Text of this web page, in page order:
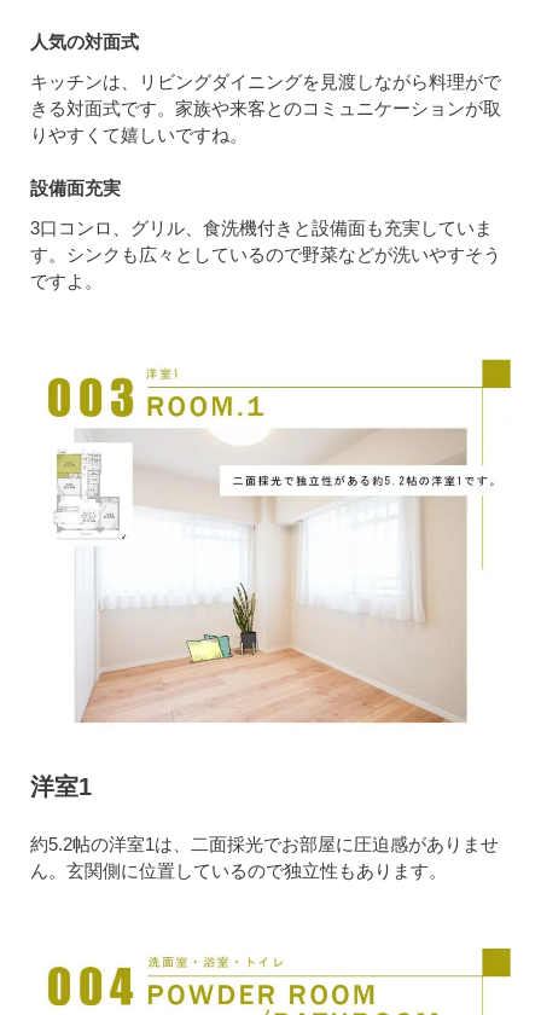
人気の対面式
キッチンは、リビングダイニングを見渡しながら料理がで
きる対面式です。家族や来客とのコミュニケーションが取
りやすくて嬉しいですね。
設備面充実
3口コンロ、グリル、食洗機付きと設備面も充実していま
す。シンクも広々としているので野菜などが洗いやすそう
ですよ。
洋室1
約5.2帖の洋室1は、二面採光でお部屋に圧迫感がありませ
ん。玄関側に位置しているので独立性もあります。